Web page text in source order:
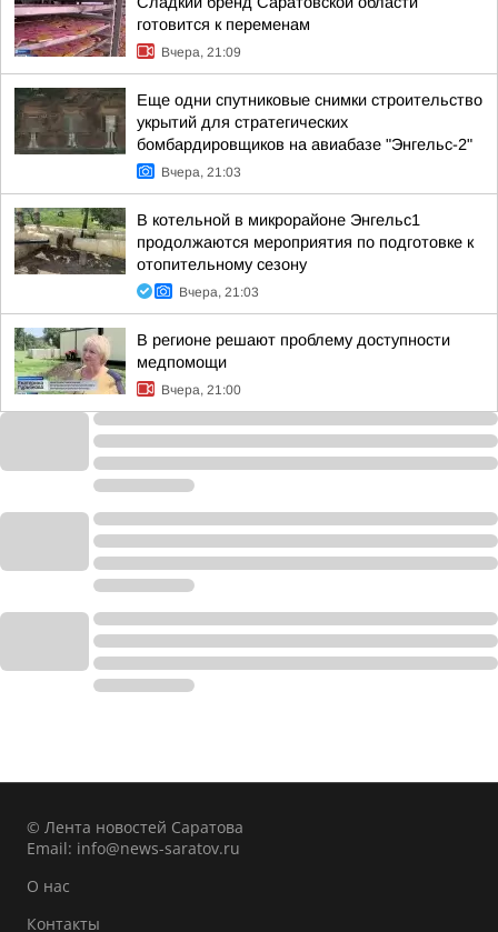
готовится к переменам
Вчера, 21:09
Еще одни спутниковые снимки строительство
укрытий для стратегических
бомбардировщиков на авиабазе "Энгельс-2"
Вчера, 21:03
В котельной в микрорайоне Энгельс1
продолжаются мероприятия по подготовке к
отопительному сезону
Вчера, 21:03
В регионе решают проблему доступности
медпомощи
Вчера, 21:00
© Лента новостей Саратова
Email: info@news-saratov.ru
О нас
Контакты